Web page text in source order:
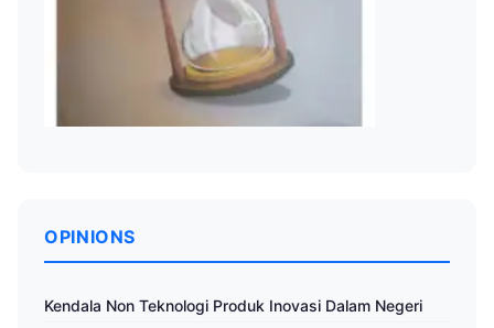
OPINIONS
Kendala Non Teknologi Produk Inovasi Dalam Negeri